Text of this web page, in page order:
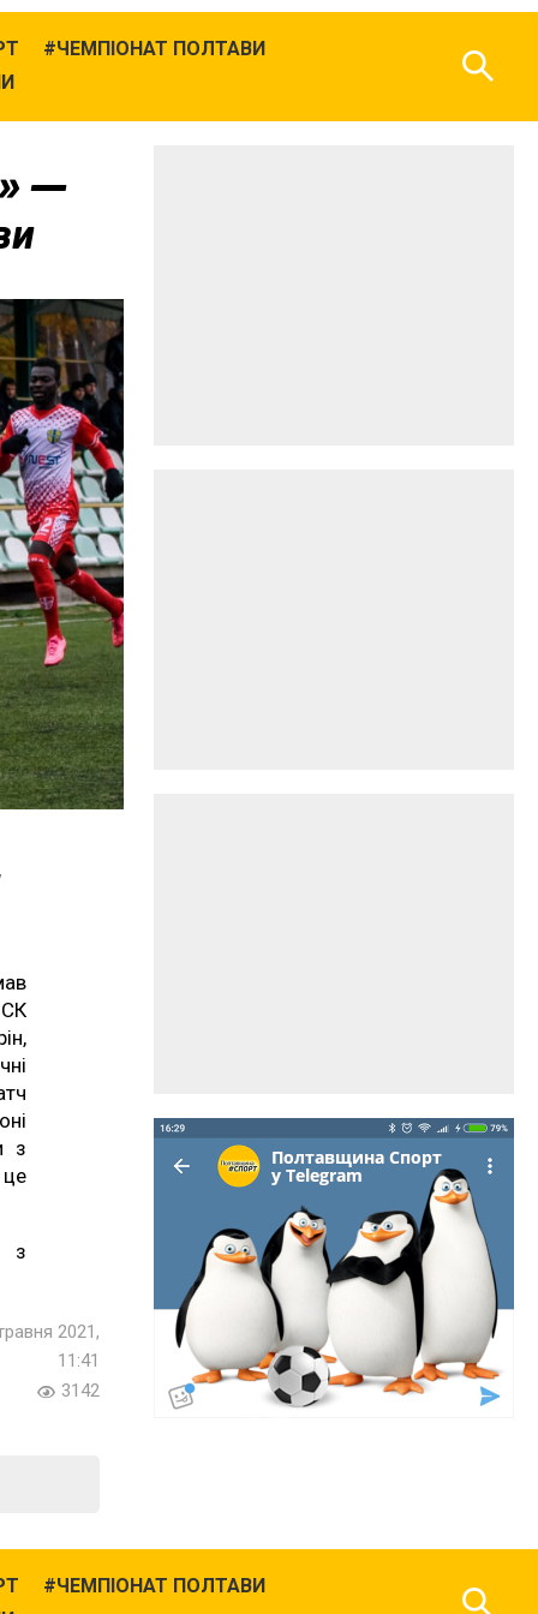
ЧЕМПІОНАТ ПОЛТАВИ
—
з
з
2021,
11:41
3142
ЧЕМПІОНАТ ПОЛТАВИ